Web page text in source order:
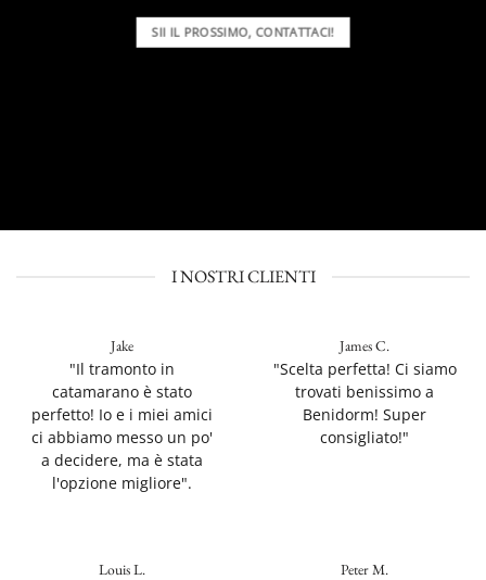
SII IL PROSSIMO, CONTATTACI!
I NOSTRI CLIENTI
Jake
"Il tramonto in
catamarano è stato
perfetto! Io e i miei amici
ci abbiamo messo un po'
a decidere, ma è stata
l'opzione migliore".
James C.
"Scelta perfetta! Ci siamo
trovati benissimo a
Benidorm! Super
consigliato!"
Louis L. Peter M.